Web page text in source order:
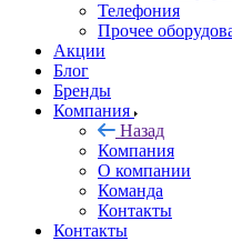
Телефония
Прочее
Акции
Блог
Бренды
Компания
Назад
Компания
О компании
Команда
Контакты
Контакты